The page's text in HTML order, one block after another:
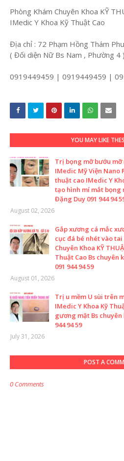
Phòng Khám Chuyên Khoa KỸ
IMedic Y Khoa Kỹ Thuật Cao
Địa chỉ : 72 Phạm Hồng Thám
( Đối diện Nữ Bs Nam , Phường 4 )
0919449459 | 0919449459 |
YOU MAY LIKE
Trị bọng mỡ bướu mỡ
IMedic Mỹ Viện Nano
thuật cao IMedic Y
tạo hình mí mắt bọng
Đặng Duy 091 944 94
August 02, 2026
Gắp xương cá mắc
cục đá bé nhét vào
Chuyên Khoa KỸ
Thuật Cao Bs chuyên
091 944 94 59
August 01, 2026
Trị u mềm U sùi trên
IMedic Y Khoa Kỹ
gương mặt Bs chuyên
944 94 59
July 31, 2026
POST A
0 Comments